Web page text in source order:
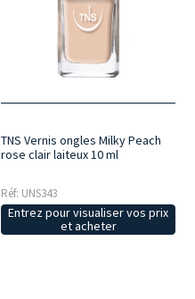
TNS Vernis ongles Milky Peach
rose clair laiteux 10 ml
Réf: UNS343
Entrez pour visualiser vos prix
et acheter